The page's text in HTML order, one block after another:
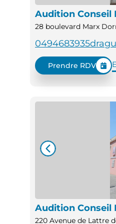
Audition Conseil
28 boulevard Marx
0494683935
Prendre RDV
Audition Conseil
220 Avenue de Lattre